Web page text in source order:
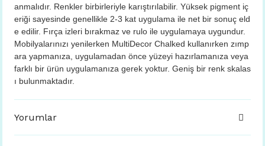
anmalıdır. Renkler birbirleriyle karıştırılabilir. Yüksek pigment iç
eriği sayesinde genellikle 2-3 kat uygulama ile net bir sonuç eld
e edilir. Fırça izleri bırakmaz ve rulo ile uygulamaya uygundur.
Mobilyalarınızı yenilerken MultiDecor Chalked kullanırken zımp
ara yapmanıza, uygulamadan önce yüzeyi hazırlamanıza veya
farklı bir ürün uygulamanıza gerek yoktur. Geniş bir renk skalas
ı bulunmaktadır.
Yorumlar